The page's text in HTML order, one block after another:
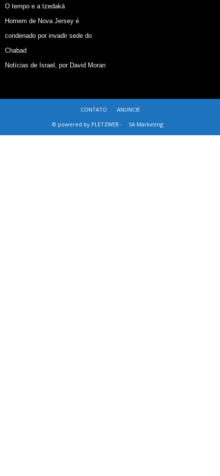
O tempo e a tzedaká
Homem de Nova Jersey é
condenado por invadir sede do
Chabad
Notícias de Israel, por David Moran
CONTATO
ANUNCIE
© powered by PLETZWEB -
SA Marketing